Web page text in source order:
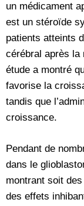
un médicament
est un stéroïde
patients atteints
cérébral après la
étude a montré
favorise la
tandis que
croissance.
Pendant de
dans le
montrant soit
des effets